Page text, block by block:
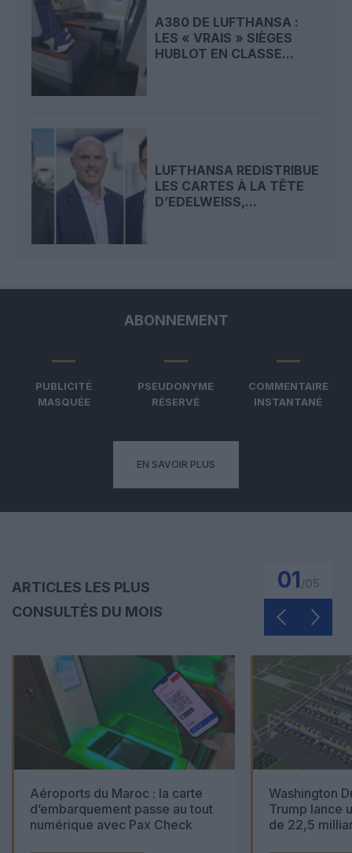
A380 DE LUFTHANSA :
LES « VRAIS » SIÈGES
HUBLOT EN CLASSE...
LUFTHANSA REDISTRIBUE
LES CARTES À LA TÊTE
D’EDELWEISS,...
ABONNEMENT
PUBLICITÉ
MASQUÉE
PSEUDONYME
RÉSERVÉ
COMMENTAIRE
INSTANTANÉ
EN SAVOIR PLUS
ARTICLES LES PLUS
CONSULTÉS DU MOIS
01
Aéroports du Maroc : la carte
d’embarquement passe au tout
numérique avec Pax Check
Washington
Trump lance
de 22,5